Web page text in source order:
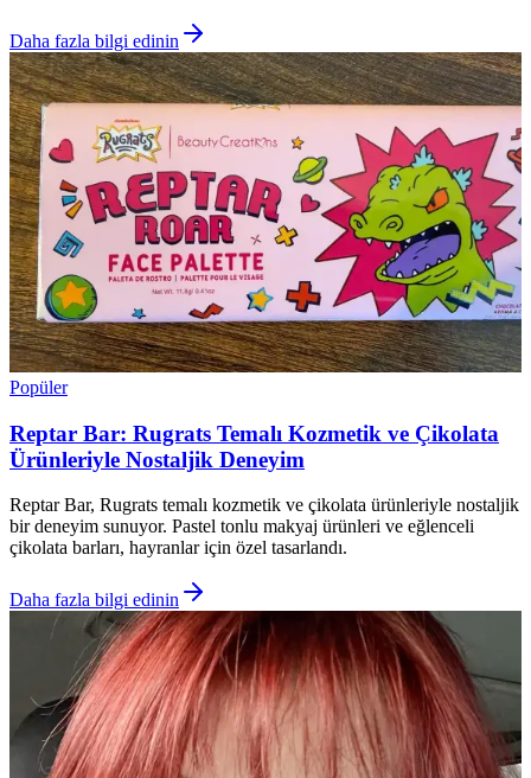
Daha fazla bilgi edinin
Popüler
Reptar Bar: Rugrats Temalı Kozmetik ve Çikolata
Ürünleriyle Nostaljik Deneyim
Reptar Bar, Rugrats temalı kozmetik ve çikolata ürünleriyle nostaljik
bir deneyim sunuyor. Pastel tonlu makyaj ürünleri ve eğlenceli
çikolata barları, hayranlar için özel tasarlandı.
Daha fazla bilgi edinin